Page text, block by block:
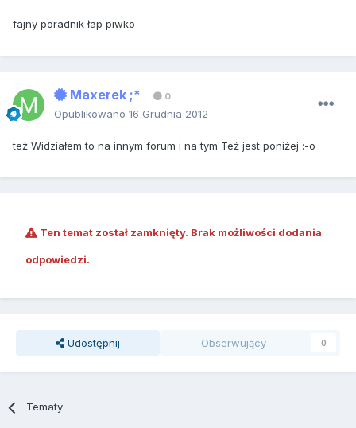
fajny poradnik łap piwko
Maxerek ;* 0
Opublikowano 16 Grudnia 2012
też Widziałem to na innym forum i na tym Też jest poniżej :-o
Ten temat został zamknięty. Brak możliwości dodania
odpowiedzi.
Udostępnij Obserwujący 0
Tematy